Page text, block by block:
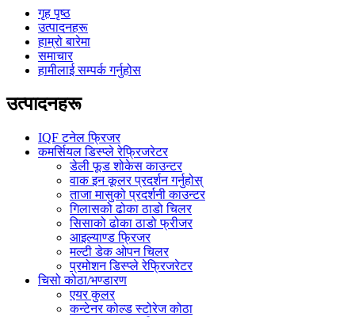
गृह पृष्ठ
उत्पादनहरू
हाम्रो बारेमा
समाचार
हामीलाई सम्पर्क गर्नुहोस
उत्पादनहरू
IQF टनेल फ्रिजर
कमर्सियल डिस्प्ले रेफ्रिजरेटर
डेली फूड शोकेस काउन्टर
वाक इन कूलर प्रदर्शन गर्नुहोस्
ताजा मासुको प्रदर्शनी काउन्टर
गिलासको ढोका ठाडो चिलर
सिसाको ढोका ठाडो फ्रीजर
आइल्याण्ड फ्रिजर
मल्टी डेक ओपन चिलर
प्रमोशन डिस्प्ले रेफ्रिजरेटर
चिसो कोठा/भण्डारण
एयर कुलर
कन्टेनर कोल्ड स्टोरेज कोठा